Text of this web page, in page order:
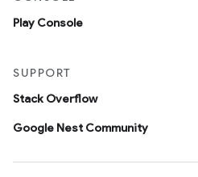
Play Console
SUPPORT
Stack Overflow
Google Nest Community